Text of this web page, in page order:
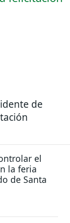
de
el
la feria
de Santa